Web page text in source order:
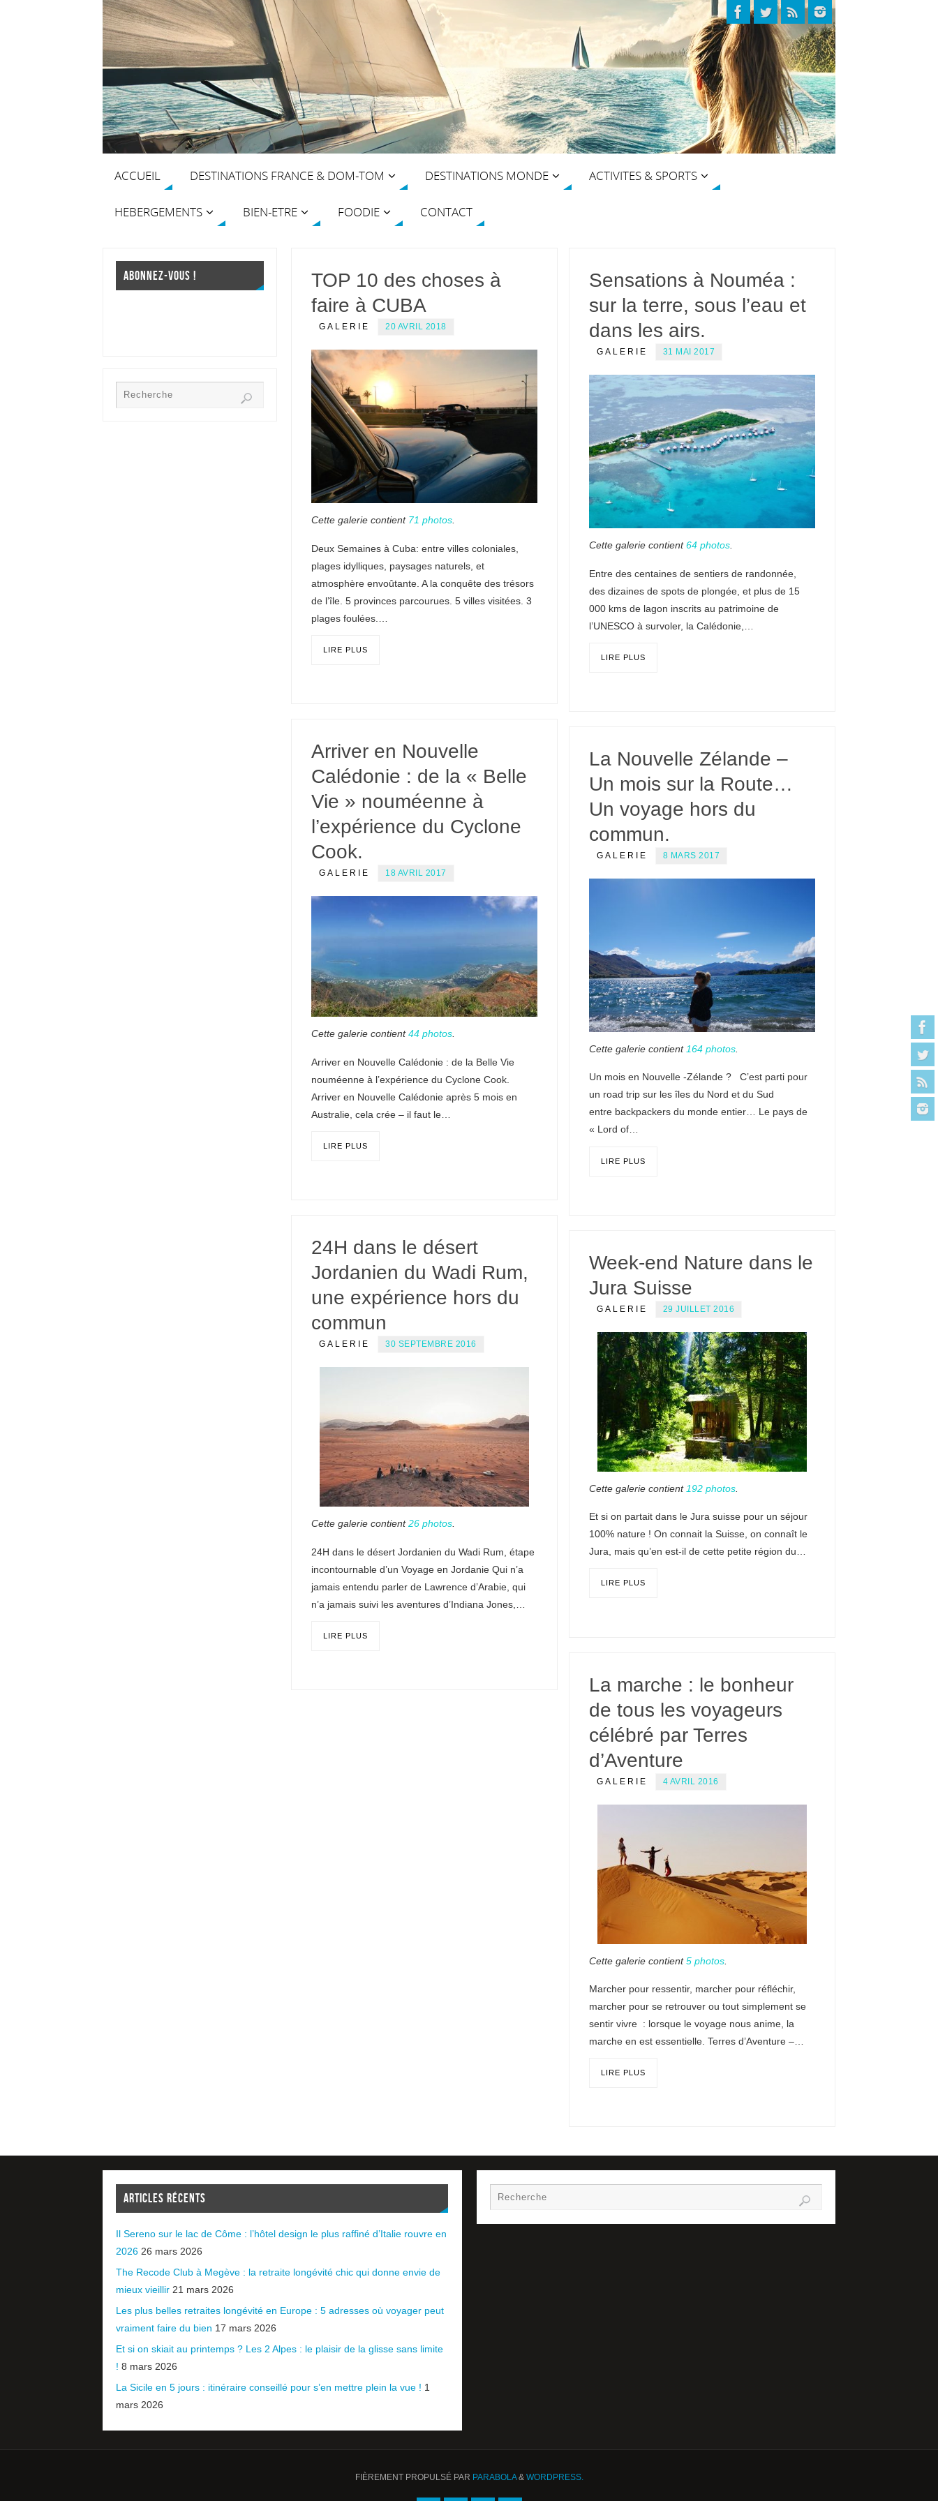
ACCUEIL DESTINATIONS FRANCE & DOM-TOM DESTINATIONS MONDE ACTIVITES & SPORTS
HEBERGEMENTS BIEN-ETRE FOODIE CONTACT
TOP 10 des choses à
faire à CUBA
GALERIE 20 AVRIL 2018
Cette galerie contient 71 photos
Deux Semaines à Cuba: entre villes coloniales,
plages idylliques, paysages naturels, et
atmosphère envoûtante. A la conquête des trésors
de l’île. 5 provinces parcourues. 5 villes visitées. 3
plages foulées.…
LIRE PLUS
Sensations à Nouméa :
sur la terre, sous l’eau et
dans les airs.
GALERIE 31 MAI 2017
Cette galerie contient64 photos.
Entre des centaines de sentiers de randonnée,
des dizaines de spots de plongée, et plus de 15
000 kms de lagon inscrits au patrimoine de
l’UNESCO à survoler, la Calédonie,…
LIRE PLUS
Arriver en Nouvelle
Calédonie : de la « Belle
Vie » nouméenne à
l’expérience du Cyclone
Cook.
GALERIE 18 AVRIL 2017
Cette galerie contient44 photos.
Arriver en Nouvelle Calédonie : de la Belle Vie
nouméenne à l’expérience du Cyclone Cook.
Arriver en Nouvelle Calédonie après 5 mois en
Australie, cela crée – il faut le…
LIRE PLUS
La Nouvelle Zélande –
Un mois sur la Route…
Un voyage hors du
commun.
GALERIE 8 MARS 2017
Cette galerie contient 164 photos.
Un mois en Nouvelle -Zélande ? C’est parti pour
un road trip sur les îles du Nord et du Sud
entre backpackers du monde entier… Le pays de
« Lord of…
LIRE PLUS
24H dans le désert
Jordanien du Wadi Rum,
une expérience hors du
commun
GALERIE 30 SEPTEMBRE 2016
Cette galerie contient26 photos.
24H dans le désert Jordanien du Wadi Rum, étape
incontournable d’un Voyage en Jordanie Qui n’a
jamais entendu parler de Lawrence d’Arabie, qui
n’a jamais suivi les aventures d’Indiana Jones,…
LIRE PLUS
Week-end Nature dans le
Jura Suisse
GALERIE 29 JUILLET 2016
Cette galerie contient 192 photos.
Et si on partait dans le Jura suisse pour un séjour
100% nature ! On connait la Suisse, on connaît le
Jura, mais qu’en est-il de cette petite région du…
LIRE PLUS
La marche : le bonheur
de tous les voyageurs
célébré par Terres
d’Aventure
GALERIE 4 AVRIL 2016
Cette galerie contient5 photos.
Marcher pour ressentir, marcher pour réfléchir,
marcher pour se retrouver ou tout simplement se
sentir vivre : lorsque le voyage nous anime, la
marche en est essentielle. Terres d’Aventure –…
LIRE PLUS
ABONNEZ-VOUS !
ARTICLES RÉCENTS
Il Sereno sur le lac de Côme : l’hôtel design le plus raffiné d’Italie rouvre en
2026 26 mars 2026
The Recode Club à Megève : la retraite longévité chic qui donne envie de
mieux vieillir 21 mars 2026
Les plus belles retraites longévité en Europe : 5 adresses où voyager peut
vraiment faire du bien 17 mars 2026
Et si on skiait au printemps ? Les 2 Alpes : le plaisir de la glisse sans limite
! 8 mars 2026
La Sicile en 5 jours : itinéraire conseillé pour s’en mettre plein la vue ! 1
mars 2026
FIÈREMENT PROPULSÉ PAR PARABOLA& WORDPRESS.